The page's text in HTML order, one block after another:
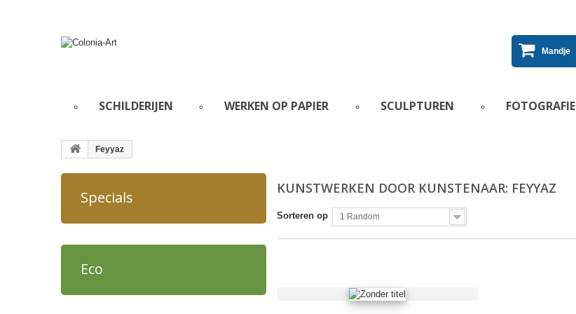
Mandje
SCHILDERIJEN WERKEN OP PAPIER SCULPTUREN FOTOGRAFIE
Feyyaz
Specials
Eco
KUNSTWERKEN DOOR KUNSTENAAR: FEYYAZ
Sorteren op 1 Random